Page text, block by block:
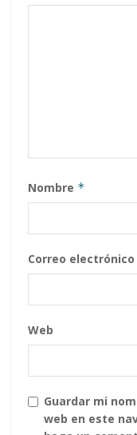
Nombre *
Correo electrónico
Web
Guardar mi
web en este